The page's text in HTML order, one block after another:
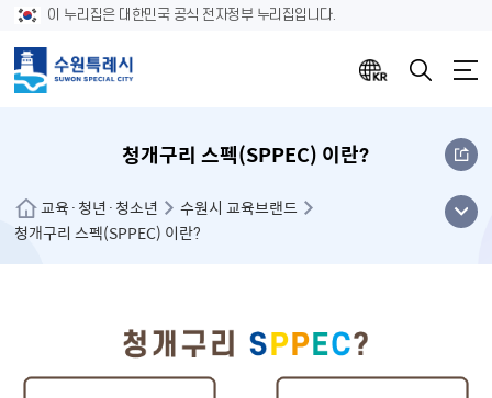
이 누리집은 대한민국 공식 전자정부 누리집입니다.
청개구리 스펙(SPPEC) 이란?
교육·청년·청소년
수원시 교육브랜드
청개구리 스펙(SPPEC) 이란?
메뉴
열기